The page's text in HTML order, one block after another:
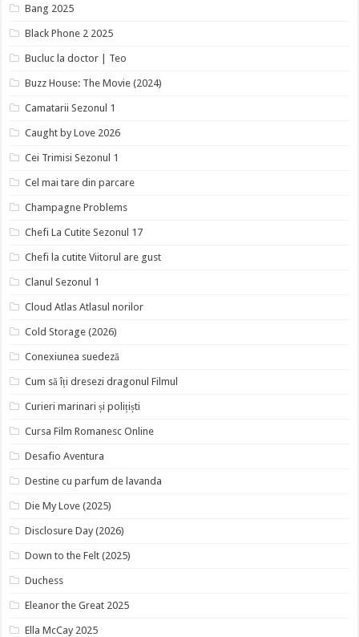
Bang 2025
Black Phone 2 2025
Bucluc la doctor | Teo
Buzz House: The Movie (2024)
Camatarii Sezonul 1
Caught by Love 2026
Cei Trimisi Sezonul 1
Cel mai tare din parcare
Champagne Problems
Chefi La Cutite Sezonul 17
Chefi la cutite Viitorul are gust
Clanul Sezonul 1
Cloud Atlas Atlasul norilor
Cold Storage (2026)
Conexiunea suedeză
Cum să îți dresezi dragonul Filmul
Curieri marinari și polițiști
Cursa Film Romanesc Online
Desafio Aventura
Destine cu parfum de lavanda
Die My Love (2025)
Disclosure Day (2026)
Down to the Felt (2025)
Duchess
Eleanor the Great 2025
Ella McCay 2025